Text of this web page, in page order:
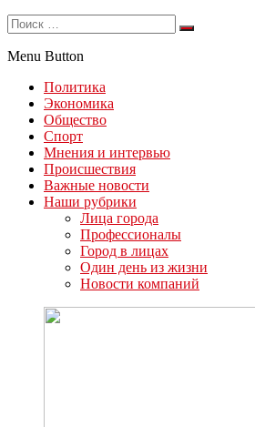
Menu Button
Политика
Экономика
Общество
Спорт
Мнения и интервью
Происшествия
Важные новости
Наши рубрики
Лица города
Профессионалы
Город в лицах
Один день из жизни
Новости компаний